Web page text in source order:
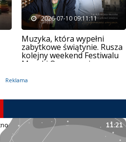
2026-07-10 09:11:11
Muzyka, która wypełni
zabytkowe świątynie. Rusza
kolejny weekend Festiwalu
Muzyki Organowej
Reklama